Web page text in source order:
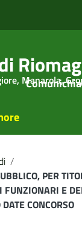
Manarola,
/
PER
FUNZIONARI E
CONCORSO